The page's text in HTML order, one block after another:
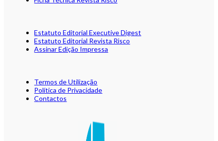
Estatuto Editorial Executive Digest
Estatuto Editorial Revista Risco
Assinar Edição Impressa
Termos de Utilização
Política de Privacidade
Contactos